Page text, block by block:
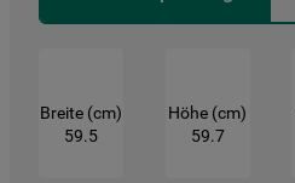
Breite (cm)
59.5
Höhe (cm)
59.7